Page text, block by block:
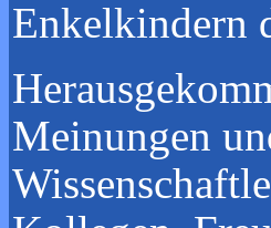
Enkelkindern
Meinungen